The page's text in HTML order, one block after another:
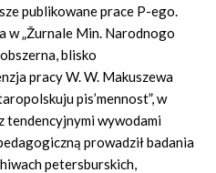
publikowane prace P-ego.
w „Žurnale Min. Narodnogo
blisko
pracy W. W. Makuszewa
pis’mennost”, w
tendencyjnymi wywodami
prowadził badania
petersburskich,